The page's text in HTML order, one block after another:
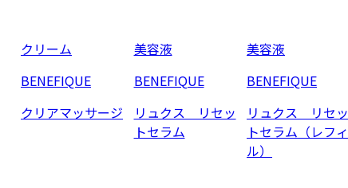
クリーム
BENEFIQUE
クリアマッサージ
美容液
BENEFIQUE
リュクス リセッ
トセラム
美容液
BENEFIQUE
リュクス リセッ
トセラム（レフィ
ル）